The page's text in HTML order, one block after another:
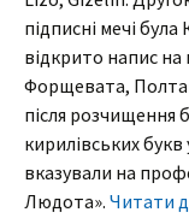
підписні мечі
відкрито напис на
Форщевата,
після розчищення
кирилівських букв
вказували на
Людота». Читати